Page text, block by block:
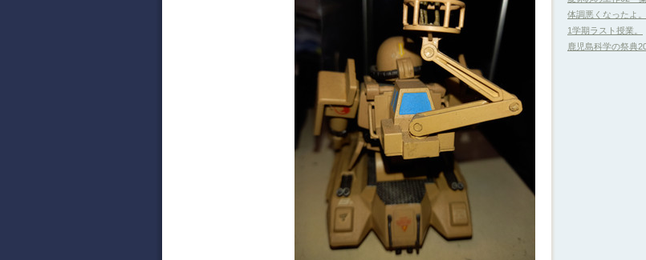
体調悪くなったよ。
1学期ラスト授業。
鹿児島科学の祭典